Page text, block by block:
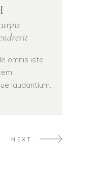
omnis iste
laudantium,
NEXT